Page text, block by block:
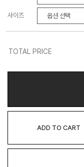
사이즈
TOTAL PRICE
ADD TO CART